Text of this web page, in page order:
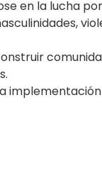
en la lucha